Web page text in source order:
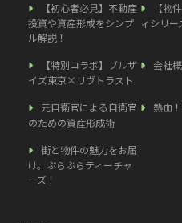
【初心者必見】不動産
投資や資産形成をシンプ
ル解説！
【物
ィシリー
【特別コラボ】ブルザ
イズ東京×リヴトラスト
会社
元自衛官による自衛官
のための資産形成術
熱血
街と物件の魅力をお届
け。ぶらぶらティーチャ
ーズ！